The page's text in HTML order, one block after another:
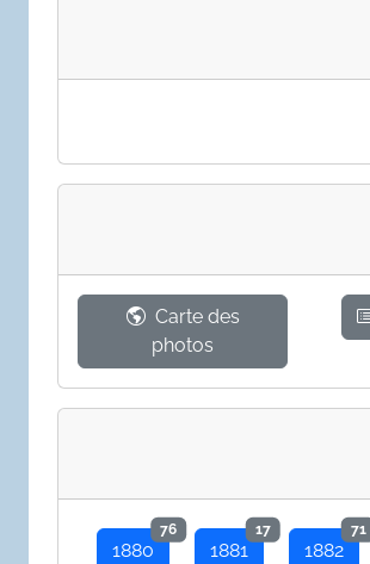
Carte des
photos
1880
76
1881
17
1882
71